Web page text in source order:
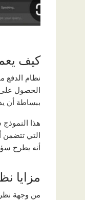
كيف
نظام الدفع
الحصول على
ببساطة أن
هذا
التي تتضمن
أنه يطرح
مزايا
من وجهة